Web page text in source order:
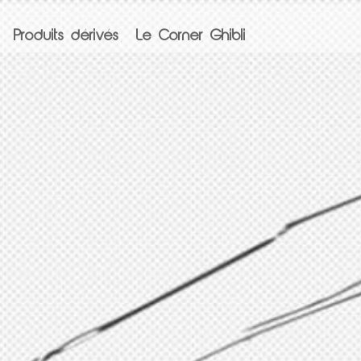
Produits dérivés Le Corner Ghibli